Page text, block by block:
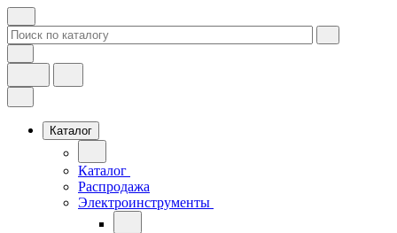
Каталог
Каталог
Распродажа
Электроинструменты